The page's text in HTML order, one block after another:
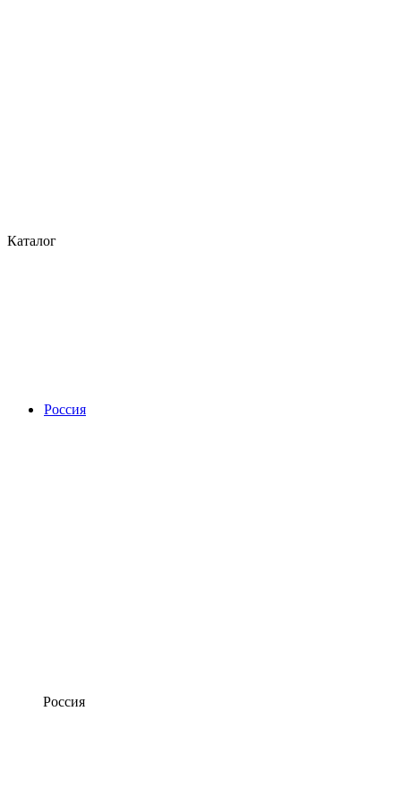
Каталог
Россия
Россия